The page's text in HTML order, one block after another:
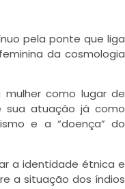
pela ponte que liga
da cosmologia
como lugar de
sua atuação já como
e a “doença” do
a identidade étnica e
a situação dos índios